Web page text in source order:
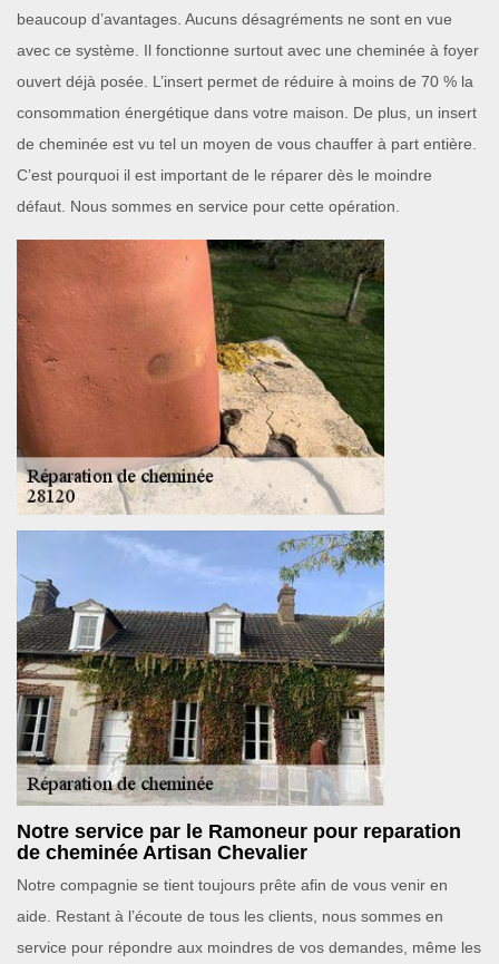
beaucoup d’avantages. Aucuns désagréments ne sont en vue
avec ce système. Il fonctionne surtout avec une cheminée à foyer
ouvert déjà posée. L’insert permet de réduire à moins de 70 % la
consommation énergétique dans votre maison. De plus, un insert
de cheminée est vu tel un moyen de vous chauffer à part entière.
C’est pourquoi il est important de le réparer dès le moindre
défaut. Nous sommes en service pour cette opération.
Notre service par le Ramoneur pour reparation
de cheminée Artisan Chevalier
Notre compagnie se tient toujours prête afin de vous venir en
aide. Restant à l’écoute de tous les clients, nous sommes en
service pour répondre aux moindres de vos demandes, même les